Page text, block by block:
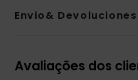
Envio& Devoluciones
Avaliações dos